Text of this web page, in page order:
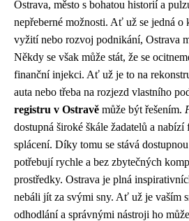
Ostrava, město s bohatou historií a
nepřeberné možnosti. Ať už se jedná
vyžití nebo rozvoj podnikání, Ostrava
Někdy se však může stát, že se
finanční injekci. Ať už je to na
auta nebo třeba na rozjezd vlastního
registru v Ostravě může být řešením.
dostupná široké škále žadatelů a
splácení. Díky tomu se stává
potřebují rychle a bez zbytečných
prostředky. Ostrava je plná
nebáli jít za svými sny. Ať už je vaším
odhodlání a správnými nástroji ho